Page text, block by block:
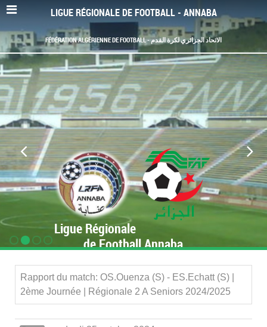
LIGUE RÉGIONALE DE FOOTBALL - ANNABA
FÉDÉRATION ALGÉRIENNE DE FOOTBALL - الاتحاد الجزائري لكرة القدم
Ligue Régionale
de Football Annaba
Rapport du match: OS.Ouenza (S) - ES.Echatt (S) |
2ème Journée | Régionale 2 A Seniors 2024/2025